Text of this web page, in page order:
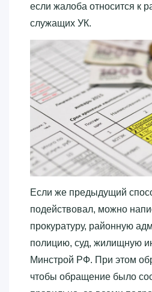
если жалоба относится к
служащих УК.
Если же предыдущий
подействовал, можно
прокуратуру, районную
полицию, суд, жилищную
Минстрой РФ. При этом
чтобы обращение было